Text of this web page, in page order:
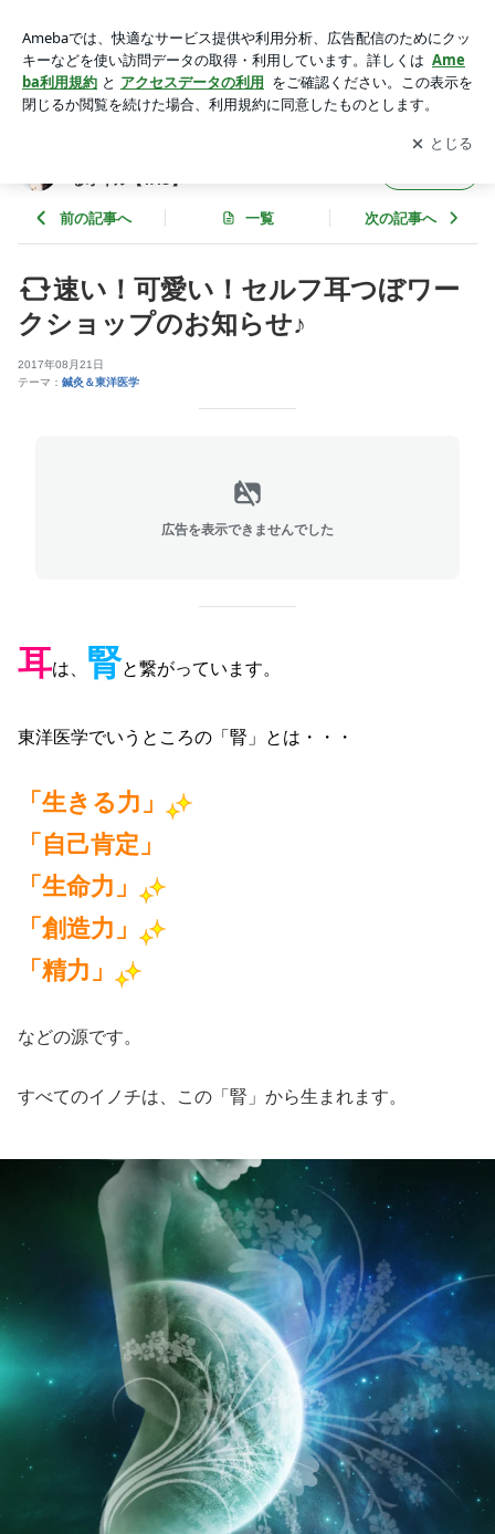
【札幌】自然療法の学校 ∞ 大地の恵み、聖なるオイル【TA
O】
アプリをダウンロードして ブログの更新通知
を受け取りまし
ょう。
開く
るオイル【TAO】
前の記事へ 一覧 次の記事へ
速い！可愛い！セルフ耳つぼワー
クショップのお知らせ♪
2017年08月21日
テーマ： 鍼灸＆東洋医学
広告を表示できませんでした
耳は、 腎と繋がっています。
東洋医学でいうところの「腎」とは・・・
「生きる力」
「自己肯定」
「生命力」
「創造力」
「精力」
などの源です。
すべてのイノチは、この「腎」から生まれます。